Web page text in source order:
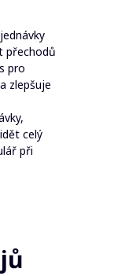
přechodů
pro
zlepšuje
celý
při